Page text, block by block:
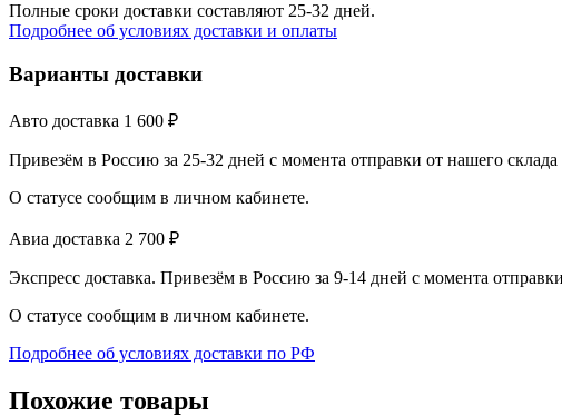
Полные сроки доставки составляют 25-32 дней.
Подробнее об условиях доставки и оплаты
Варианты доставки
Авто доставка 1 600 ₽
Привезём в Россию за 25-32 дней с момента отправки от нашего
О статусе сообщим в личном кабинете.
Авиа доставка 2 700 ₽
Экспресс доставка. Привезём в Россию за 9-14 дней с момента
О статусе сообщим в личном кабинете.
Подробнее об условиях доставки по РФ
Похожие товары